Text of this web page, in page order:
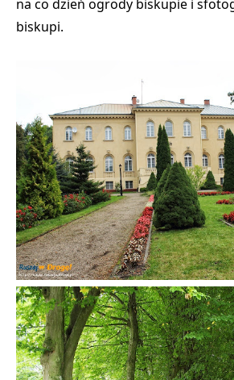
na co dzień ogrody biskupie i
biskupi.